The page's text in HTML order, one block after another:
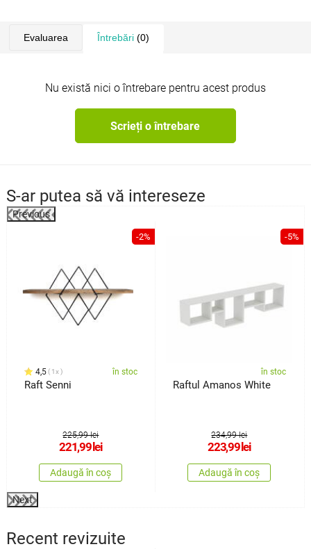
Evaluarea Întrebări(0)
Nu există nici o întrebare pentru acest produs
Scrieți o întrebare
S-ar putea să vă intereseze
Previous
-2%
4,5 1x în stoc
Raft Senni
225,99 lei
221,99 lei
Adaugă în coș
-5%
în stoc
Raftul Amanos White
234,99 lei
223,99 lei
Adaugă în coș
Next
Recent revizuite